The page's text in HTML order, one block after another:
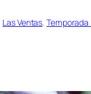
Las Ventas, Temporada